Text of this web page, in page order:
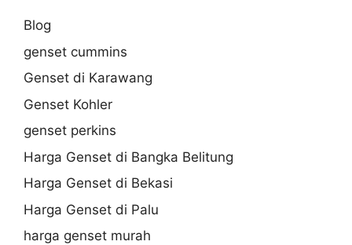
Blog
genset cummins
Genset di Karawang
Genset Kohler
genset perkins
Harga Genset di Bangka Belitung
Harga Genset di Bekasi
Harga Genset di Palu
harga genset murah